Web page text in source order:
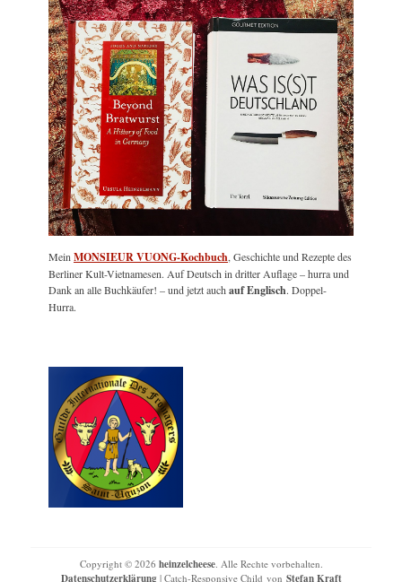
MeinMONSIEUR VUONG-Kochbuch, Geschichte und Rezepte des
Berliner Kult-Vietnamesen. Auf Deutsch in dritter Auflage – hurra und
Dank an alle Buchkäufer! – und jetzt auchauf Englisch. Doppel-
Hurra.
Copyright © 2026 heinzelcheese. Alle Rechte vorbehalten.
Datenschutzerklärung| Catch-Responsive Child von Stefan Kraft